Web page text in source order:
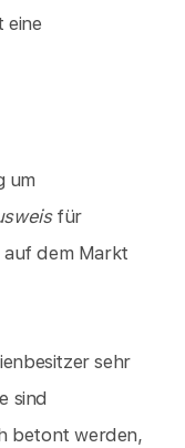
eine
um
für
auf dem Markt
sehr
sind
betont werden,